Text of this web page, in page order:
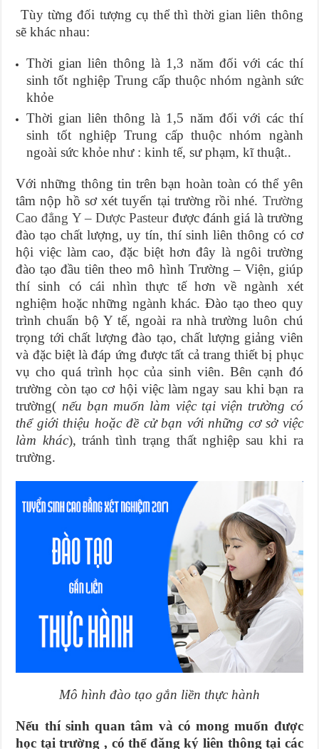
Tùy từng đối tượng cụ thể thì thời gian liên thông
sẽ khác nhau:
Thời gian liên thông là 1,3 năm đối với các thí
sinh tốt nghiệp Trung cấp thuộc nhóm ngành sức
khỏe
Thời gian liên thông là 1,5 năm đối với các thí
sinh tốt nghiệp Trung cấp thuộc nhóm ngành
ngoài sức khỏe như : kinh tế, sư phạm, kĩ thuật..
Với những thông tin trên bạn hoàn toàn có thể yên
tâm nộp hồ sơ xét tuyển tại trường rồi nhé. Trường
Cao đẳng Y – Dược Pasteurđược đánh giá là trường
đào tạo chất lượng, uy tín, thí sinh liên thông có cơ
hội việc làm cao, đặc biệt hơn đây là ngôi trường
đào tạo đầu tiên theo mô hình Trường – Viện, giúp
thí sinh có cái nhìn thực tế hơn về ngành xét
nghiệm hoặc những ngành khác. Đào tạo theo quy
trình chuẩn bộ Y tế, ngoài ra nhà trường luôn chú
trọng tới chất lượng đào tạo, chất lượng giảng viên
và đặc biệt là đáp ứng được tất cả trang thiết bị phục
vụ cho quá trình học của sinh viên. Bên cạnh đó
trường còn tạo cơ hội việc làm ngay sau khi bạn ra
trường( nếu bạn muốn làm việc tại viện trường có
thể giới thiệu hoặc đề cử bạn với những cơ sở việc
làm khác), tránh tình trạng thất nghiệp sau khi ra
trường.
Mô hình đào tạo gắn liền thực hành
Nếu thí sinh quan tâm và có mong muốn được
học tại trường , có thể đăng ký liên thông tại các